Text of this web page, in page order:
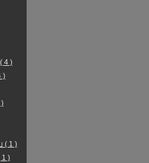
4 )
)
)
( 1 )
1 )